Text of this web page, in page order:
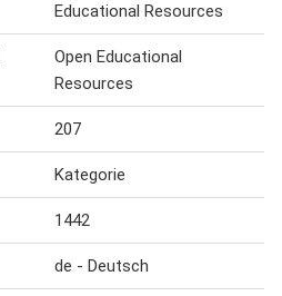
Educational Resources
Open Educational
Resources
207
Kategorie
1442
de - Deutsch